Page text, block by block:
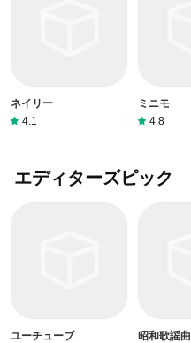
ネイリー
4.1
ミニモ
4.8
エディターズピック
ユーチューブ
昭和歌謡曲